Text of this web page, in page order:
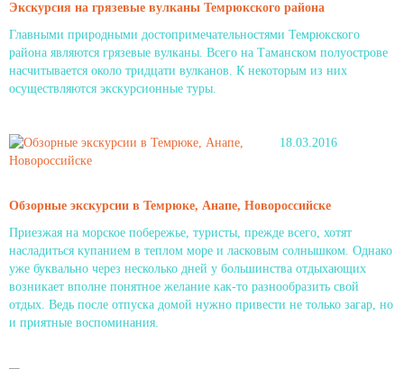
Экскурсия на грязевые вулканы Темрюкского района
Главными природными достопримечательностями Темрюкского
района являются грязевые вулканы. Всего на Таманском полуострове
насчитывается около тридцати вулканов. К некоторым из них
осуществляются экскурсионные туры.
18.03.2016
Обзорные экскурсии в Темрюке, Анапе, Новороссийске
Приезжая на морское побережье, туристы, прежде всего, хотят
насладиться купанием в теплом море и ласковым солнышком. Однако
уже буквально через несколько дней у большинства отдыхающих
возникает вполне понятное желание как-то разнообразить свой
отдых. Ведь после отпуска домой нужно привести не только загар, но
и приятные воспоминания.